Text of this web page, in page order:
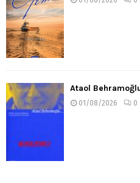
Ataol
01/08/2026 0